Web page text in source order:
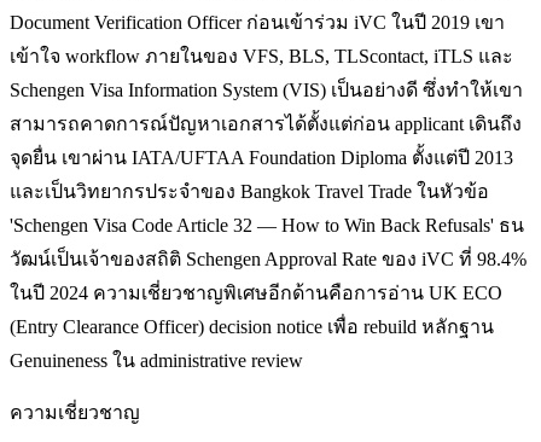
Document Verification Officer ก่อนเข้าร่วม iVC ในปี 2019 เขา
เข้าใจ workflow ภายในของ VFS, BLS, TLScontact, iTLS และ
Schengen Visa Information System (VIS) เป็นอย่างดี ซึ่งทำให้เขา
สามารถคาดการณ์ปัญหาเอกสารได้ตั้งแต่ก่อน applicant เดินถึง
จุดยื่น เขาผ่าน IATA/UFTAA Foundation Diploma ตั้งแต่ปี 2013
และเป็นวิทยากรประจำของ Bangkok Travel Trade ในหัวข้อ
'Schengen Visa Code Article 32 — How to Win Back Refusals' ธน
วัฒน์เป็นเจ้าของสถิติ Schengen Approval Rate ของ iVC ที่ 98.4%
ในปี 2024 ความเชี่ยวชาญพิเศษอีกด้านคือการอ่าน UK ECO
(Entry Clearance Officer) decision notice เพื่อ rebuild หลักฐาน
Genuineness ใน administrative review
ความเชี่ยวชาญ